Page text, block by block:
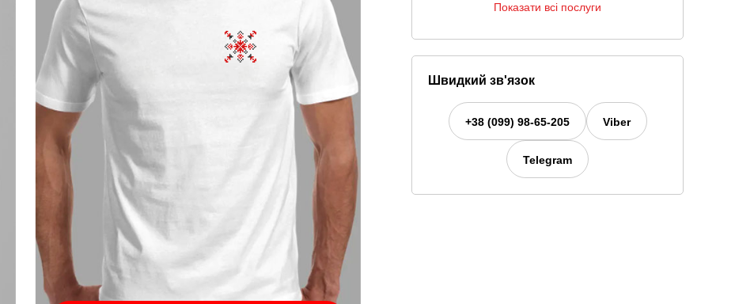
Показати всі послуги
Швидкий зв'язок
+38 (099) 98-65-205 Viber
Telegram